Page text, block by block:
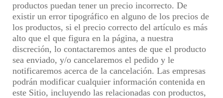
productos puedan tener un precio incorrecto. De
existir un error tipográfico en alguno de los precios de
los productos, si el precio correcto del artículo es más
alto que el que figura en la página, a nuestra
discreción, lo contactaremos antes de que el producto
sea enviado, y/o cancelaremos el pedido y le
notificaremos acerca de la cancelación. Las empresas
podrán modificar cualquier información contenida en
este Sitio, incluyendo las relacionadas con productos,